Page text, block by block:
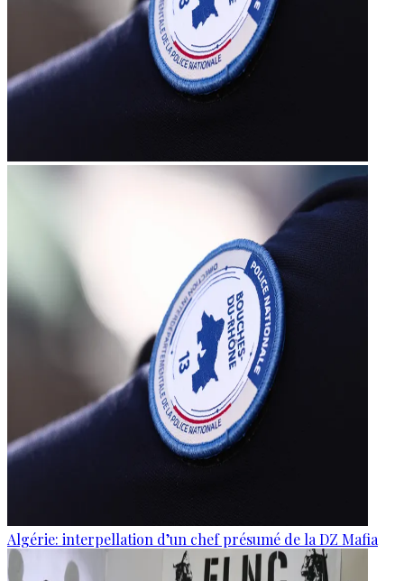
Algérie: interpellation d’un chef présumé de la DZ Mafia